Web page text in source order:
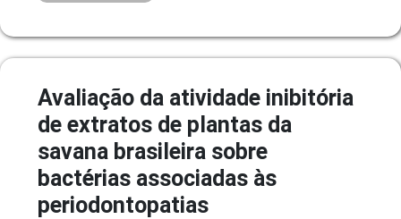
Avaliação da atividade inibitória
de extratos de plantas da
savana brasileira sobre
bactérias associadas às
periodontopatias